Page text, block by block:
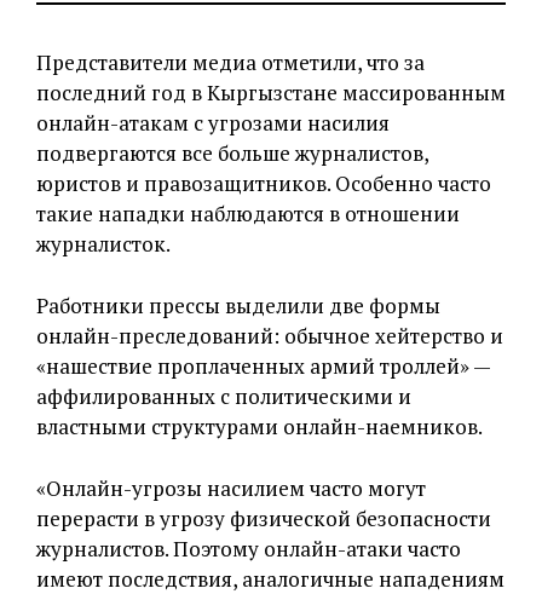
Представители медиа отметили, что за
последний год в Кыргызстане массированным
онлайн-атакам с угрозами насилия
подвергаются все больше журналистов,
юристов и правозащитников. Особенно часто
такие нападки наблюдаются в отношении
журналисток.
Работники прессы выделили две формы
онлайн-преследований: обычное хейтерство и
«нашествие проплаченных армий троллей» —
аффилированных с политическими и
властными структурами онлайн-наемников.
«Онлайн-угрозы насилием часто могут
перерасти в угрозу физической безопасности
журналистов. Поэтому онлайн-атаки часто
имеют последствия, аналогичные нападениям